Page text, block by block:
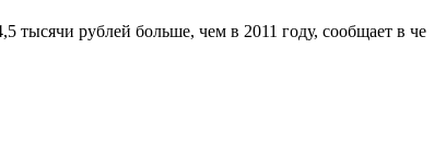
тысячи рублей больше, чем в 2011 году, сообщает в че